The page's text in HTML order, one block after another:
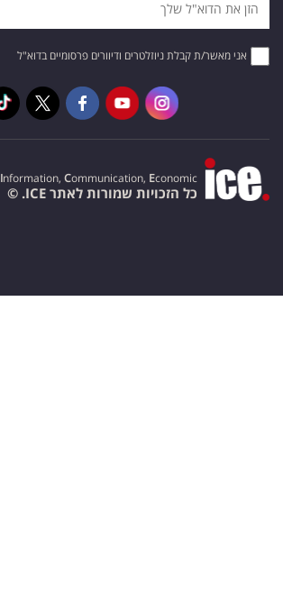
אני מאשר/ת קבלת ניוזלטרים ודיוורים פרסומיים בדוא"ל
Information, Communication, Economic
כל הזכויות שמורות לאתר ICE. ©